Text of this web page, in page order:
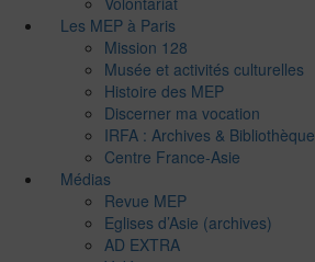
Les MEP à Paris
Mission 128
Musée et activités culturelles
Histoire des MEP
Discerner ma vocation
IRFA : Archives & Bibliothèque
Centre France-Asie
Médias
Revue MEP
Eglises d’Asie (archives)
AD EXTRA